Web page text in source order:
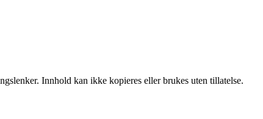
Innhold kan ikke kopieres eller brukes uten tillatelse.